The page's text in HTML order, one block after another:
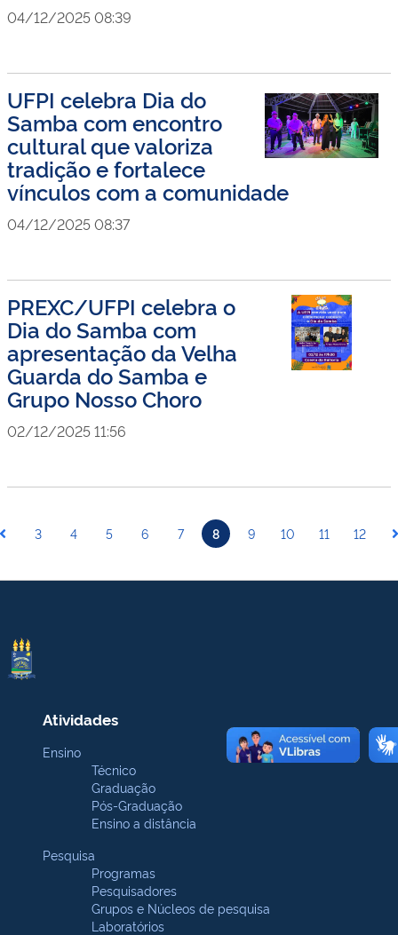
04/12/2025 08:39
UFPI celebra Dia do
Samba com encontro
cultural que valoriza
tradição e fortalece
vínculos com a comunidade
04/12/2025 08:37
PREXC/UFPI celebra o
Dia do Samba com
apresentação da Velha
Guarda do Samba e
Grupo Nosso Choro
02/12/2025 11:56
3 4 5 6 7 8 9 10 11 12
Atividades
Ensino
Técnico
Graduação
Pós-Graduação
Ensino a distância
Pesquisa
Programas
Pesquisadores
Grupos e Núcleos de pesquisa
Laboratórios